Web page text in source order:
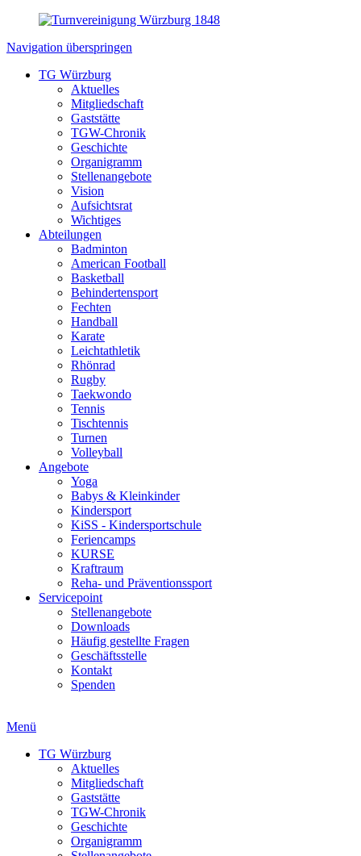
Navigation überspringen
TG Würzburg
Aktuelles
Mitgliedschaft
Gaststätte
TGW-Chronik
Geschichte
Organigramm
Stellenangebote
Vision
Aufsichtsrat
Wichtiges
Abteilungen
Badminton
American Football
Basketball
Behindertensport
Fechten
Handball
Karate
Leichtathletik
Rhönrad
Rugby
Taekwondo
Tennis
Tischtennis
Turnen
Volleyball
Angebote
Yoga
Babys & Kleinkinder
Kindersport
KiSS - Kindersportschule
Feriencamps
KURSE
Kraftraum
Reha- und Präventionssport
Servicepoint
Stellenangebote
Downloads
Häufig gestellte Fragen
Geschäftsstelle
Kontakt
Spenden
Menü
TG Würzburg
Aktuelles
Mitgliedschaft
Gaststätte
TGW-Chronik
Geschichte
Organigramm